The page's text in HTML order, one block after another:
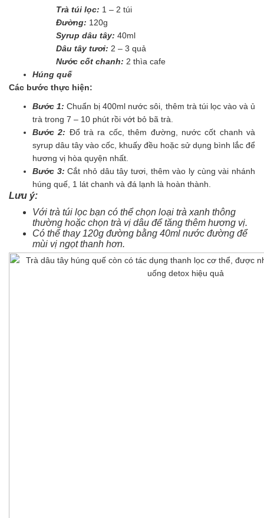
Trà túi lọc: 1 – 2 túi
Đường: 120g
Syrup dâu tây: 40ml
Dâu tây tươi: 2 – 3 quả
Nước cốt chanh: 2 thìa cafe
Húng quế
Các bước thực hiện:
Bước 1:Chuẩn bị 400ml nước sôi, thêm trà túi lọc vào và ủ
trà trong 7 – 10 phút rồi vớt bỏ bã trà.
Bước 2: Đổ trà ra cốc, thêm đường, nước cốt chanh và
syrup dâu tây vào cốc, khuấy đều hoặc sử dụng bình lắc để
hương vị hòa quyện nhất.
Bước 3: Cắt nhỏ dâu tây tươi, thêm vào ly cùng vài nhánh
húng quế, 1 lát chanh và đá lạnh là hoàn thành.
Lưu ý:
Với trà túi lọc bạn có thể chọn loại trà xanh thông
thường hoặc chọn trà vị dâu để tăng thêm hương vị.
Có thể thay 120g đường bằng 40ml nước đường để
mùi vị ngọt thanh hơn.